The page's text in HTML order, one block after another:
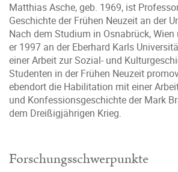
Matthias Asche, geb. 1969, ist
Geschichte der Frühen Neuzeit an der
Nach dem Studium in Osnabrück,
er 1997 an der Eberhard Karls
einer Arbeit zur Sozial- und
Studenten in der Frühen Neuzeit
ebendort die Habilitation mit einer
und Konfessionsgeschichte der Mark
dem Dreißigjährigen Krieg.
Forschungsschwerpunkte